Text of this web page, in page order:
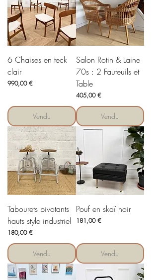
6 Chaises en teck
clair
Prix
990,00 €
Vendu
Salon Rotin & Laine
70s : 2 Fauteuils et
Table
Prix
405,00 €
Vendu
Tabourets pivotants
hauts style industriel
Prix
180,00 €
Vendu
Pouf en skaï noir
Prix
181,00 €
Vendu